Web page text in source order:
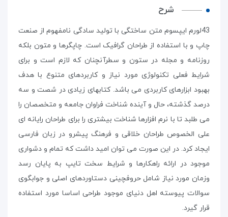
شرح
43لورم ایپسوم متن ساختگی با تولید سادگی نامفهوم از صنعت
چاپ و با استفاده از طراحان گرافیک است. چاپگرها و متون بلکه
روزنامه و مجله در ستون و سطرآنچنان که لازم است و برای
شرایط فعلی تکنولوژی مورد نیاز و کاربردهای متنوع با هدف
بهبود ابزارهای کاربردی می باشد. کتابهای زیادی در شصت و سه
درصد گذشته، حال و آینده شناخت فراوان جامعه و متخصصان را
می طلبد تا با نرم افزارها شناخت بیشتری را برای طراحان رایانه ای
علی الخصوص طراحان خلاقی و فرهنگ پیشرو در زبان فارسی
ایجاد کرد. در این صورت می توان امید داشت که تمام و دشواری
موجود در ارائه راهکارها و شرایط سخت تایپ به پایان رسد
وزمان مورد نیاز شامل حروفچینی دستاوردهای اصلی و جوابگوی
سوالات پیوسته اهل دنیای موجود طراحی اساسا مورد استفاده
قرار گیرد.